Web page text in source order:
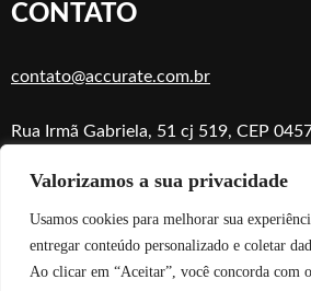
Valorizamos a sua privacidade
Usamos cookies para melhorar sua
entregar conteúdo personalizado e coletar
Ao clicar em “Aceitar”, você concorda com
CONTATO
contato@accurate.com.br
Rua Irmã Gabriela, 51 cj 519, CEP